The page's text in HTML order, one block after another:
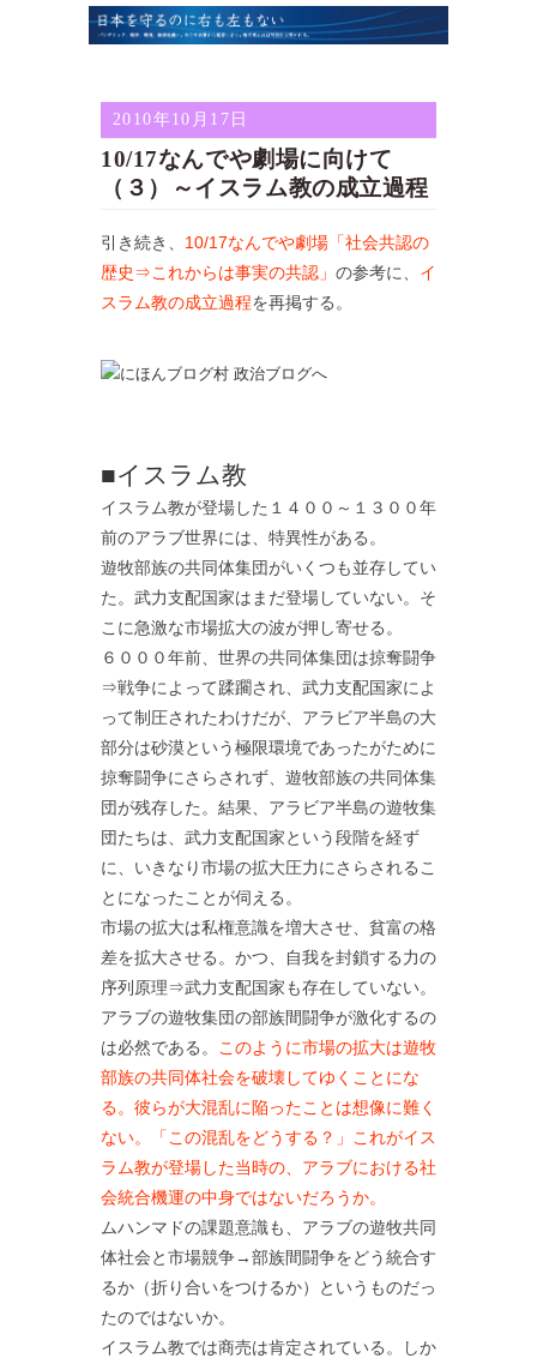
2010年10月17日
10/17なんでや劇場に向けて
（３）～イスラム教の成立過程
引き続き、 10/17なんでや劇場「社会共認の
歴史⇒これからは事実の共認」 の参考に、 イ
スラム教の成立過程を再掲する。
■イスラム教
イスラム教が登場した１４００～１３００年
前のアラブ世界には、特異性がある。
遊牧部族の共同体集団がいくつも並存してい
た。武力支配国家はまだ登場していない。そ
こに急激な市場拡大の波が押し寄せる。
６０００年前、世界の共同体集団は掠奪闘争
⇒戦争によって蹂躙され、武力支配国家によ
って制圧されたわけだが、アラビア半島の大
部分は砂漠という極限環境であったがために
掠奪闘争にさらされず、遊牧部族の共同体集
団が残存した。結果、アラビア半島の遊牧集
団たちは、武力支配国家という段階を経ず
に、いきなり市場の拡大圧力にさらされるこ
とになったことが伺える。
市場の拡大は私権意識を増大させ、貧富の格
差を拡大させる。かつ、自我を封鎖する力の
序列原理⇒武力支配国家も存在していない。
アラブの遊牧集団の部族間闘争が激化するの
は必然である。
このように市場の拡大は遊牧
部族の共同体社会を破壊してゆくことにな
る。彼らが大混乱に陥ったことは想像に難く
ない。「この混乱をどうする？」これがイス
ラム教が登場した当時の、アラブにおける社
会統合機運の中身ではないだろうか。
ムハンマドの課題意識も、アラブの遊牧共同
体社会と市場競争→部族間闘争をどう統合す
るか（折り合いをつけるか）というものだっ
たのではないか。
イスラム教では商売は肯定されている。しか